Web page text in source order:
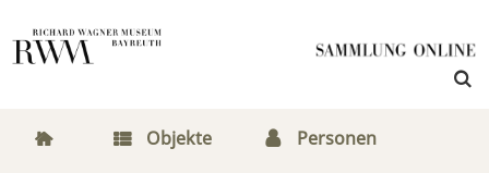
Objekte Personen